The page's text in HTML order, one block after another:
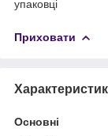
упаковці
Приховати
Основні